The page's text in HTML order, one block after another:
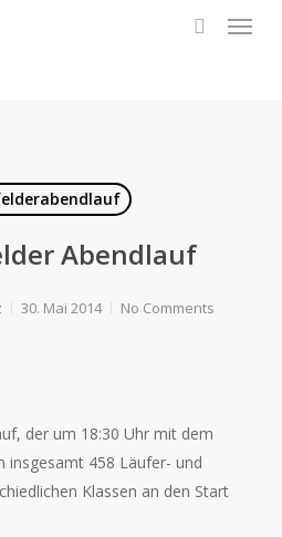
Menu
Abendlauf
30. Mai 2014 No Comments
der um 18:30 Uhr mit dem
insgesamt 458 Läufer- und
Klassen an den Start